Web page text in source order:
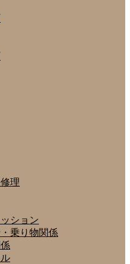
理
ション
乗り物関係